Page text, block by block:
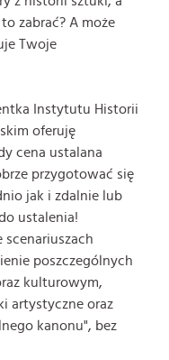
zabrać? A może
Twoje
Instytutu Historii
oferuję
cena ustalana
przygotować się
jak i zdalnie lub
ustalenia!
scenariuszach
poszczególnych
kulturowym,
artystyczne oraz
kanonu", bez